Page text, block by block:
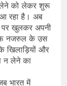
लेने को लेकर शुरू
आ रहा है। अब
पर खुलकर अपनी
नजरुल के उस
खिलाड़ियों और
न लेने का
भारत में